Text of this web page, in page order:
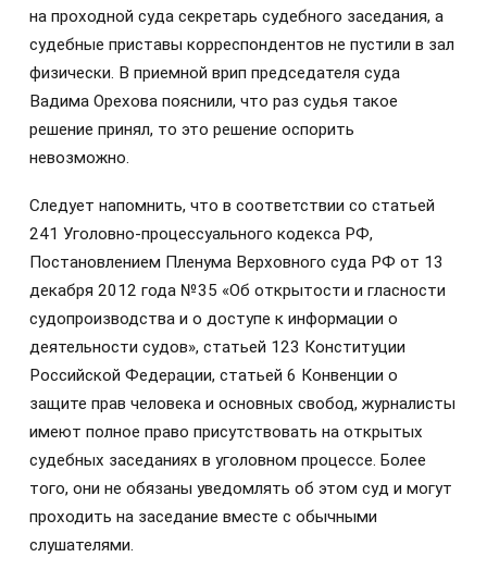
на проходной суда секретарь судебного заседания, а
судебные приставы корреспондентов не пустили в зал
физически. В приемной врип председателя суда
Вадима Орехова пояснили, что раз судья такое
решение принял, то это решение оспорить
невозможно.
Следует напомнить, что в соответствии со статьей
241 Уголовно-процессуального кодекса РФ,
Постановлением Пленума Верховного суда РФ от 13
декабря 2012 года №35 «Об открытости и гласности
судопроизводства и о доступе к информации о
деятельности судов», статьей 123 Конституции
Российской Федерации, статьей 6 Конвенции о
защите прав человека и основных свобод, журналисты
имеют полное право присутствовать на открытых
судебных заседаниях в уголовном процессе. Более
того, они не обязаны уведомлять об этом суд и могут
проходить на заседание вместе с обычными
слушателями.